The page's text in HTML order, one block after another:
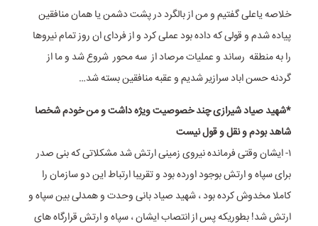
خلاصه یاعلی گفتیم و من از بالگرد در پشت دشمن یا همان منافقین
پیاده شدم و قولی که داده بود عملی کرد و از فردای ان روز تمام نیروها
را به منطقه رساند و عملیات مرصاد از سه محور شروع شد و ما از
گردنه حسن اباد سرازیر شدیم و عقبه منافقین بسته شد…
*شهید صیاد شیرازی چند خصوصیت ویژه داشت و من خودم شخصا
شاهد بودم و نقل و قول نیست
١- ایشان وقتی فرمانده نیروی زمینی ارتش شد مشکلاتی که بنی صدر
برای سپاه و ارتش بوجود اورده بود و تقریبا ارتباط این دو سازمان را
کاملا مخدوش کرده بود ، شهید صیاد بانی وحدت و همدلی بین سپاه و
ارتش شد! بطوریکه پس از انتصاب ایشان ، سپاه و ارتش قرارگاه های